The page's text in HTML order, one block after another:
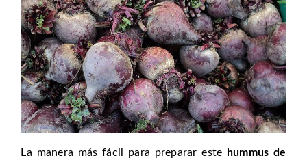
La manera más fácil para preparar este hummus de